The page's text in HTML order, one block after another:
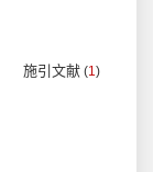
施引文献 (1)